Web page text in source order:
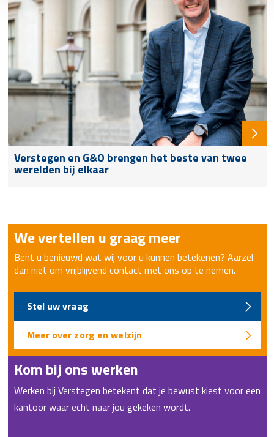
Verstegen en G&O brengen het beste van twee
werelden bij elkaar
We vertellen u graag meer
Bent u benieuwd wat wij voor u kunnen betekenen? Aarzel
dan niet om vrijblijvend contact met ons op te nemen.
Stel uw vraag
Meer over zorg en welzijn
Kom bij ons werken
Werken bij Verstegen betekent dat je bewust kiest voor een
kantoor waar echt naar jou gekeken wordt.